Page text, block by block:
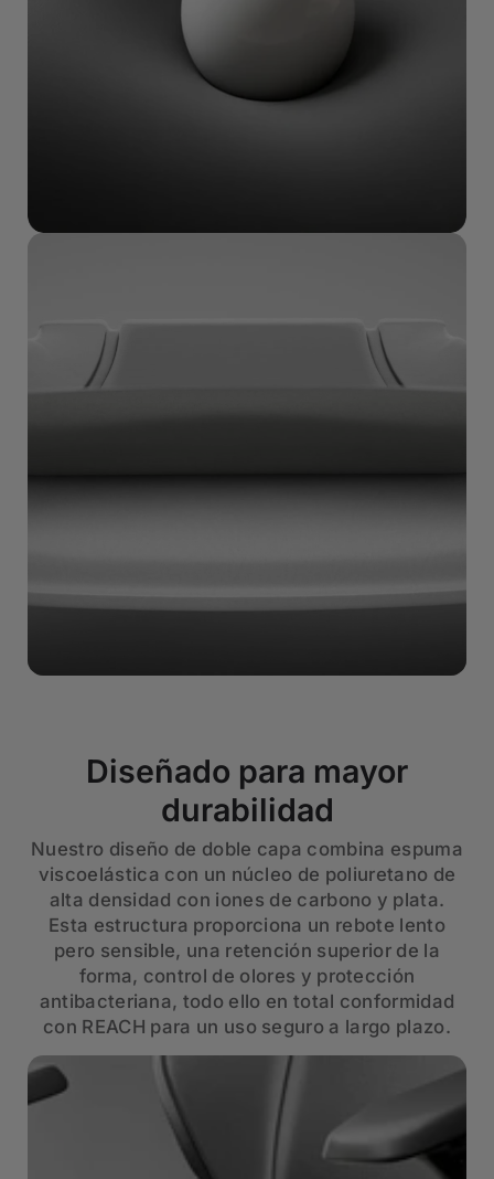
Diseñado para mayor
durabilidad
Nuestro diseño de doble capa combina espuma
viscoelástica con un núcleo de poliuretano de
alta densidad con iones de carbono y plata.
Esta estructura proporciona un rebote lento
pero sensible, una retención superior de la
forma, control de olores y protección
antibacteriana, todo ello en total conformidad
con REACH para un uso seguro a largo plazo.